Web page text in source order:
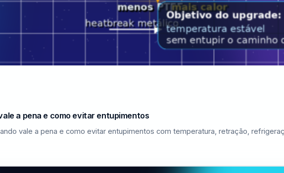
a pena e como evitar entupimentos
vale a pena e como evitar entupimentos com temperatura, retração,